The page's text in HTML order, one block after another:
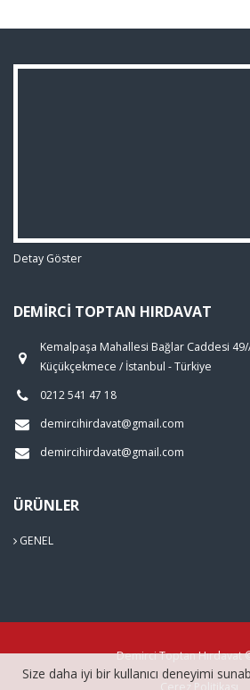
Detay Göster
DEMIRCI TOPTAN HIRDAVAT
Kemalpaşa Mahallesi Bağlar Caddesi 49/
Küçükçekmece / İstanbul - Türkiye
0212 541 47 18
demircihirdavat@gmail.com
demircihirdavat@gmail.com
ÜRÜNLER
GENEL
Demirci Toptan Hırdavat
Çerez Politikası
Size daha iyi bir kullanıcı deneyimi